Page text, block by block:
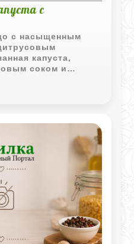
с
с насыщенным
капуста,
соком и
как
или гарнир к